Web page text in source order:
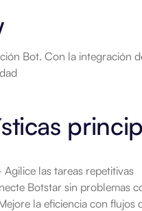
Bot. Con la integración
Agilice las tareas repetitivas
Botstar sin problemas
la eficiencia con flujos